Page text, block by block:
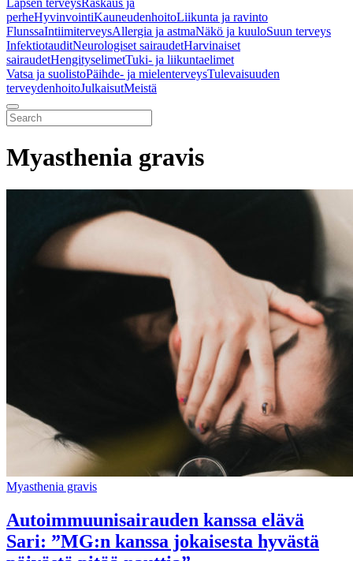
Lapsen terveysRaskaus ja
perheHyvinvointiKauneudenhoitoLiikunta ja ravinto
FlunssaIntiimiterveysAllergia ja astmaNäkö ja kuuloSuun terveys
InfektiotauditNeurologiset sairaudetHarvinaiset
sairaudetHengityselimetTuki- ja liikuntaelimet
Vatsa ja suolistoPäihde- ja mielenterveysTulevaisuuden
terveydenhoitoJulkaisutMeistä
Myasthenia gravis
Myasthenia gravis
Autoimmuunisairauden kanssa elävä
Sari: ”MG:n kanssa jokaisesta hyvästä